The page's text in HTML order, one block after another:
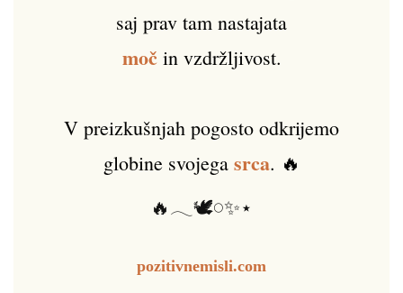
saj prav tam nastajata
močin vzdržljivost.
V preizkušnjah pogosto odkrijemo
globine svojega srca. 🔥
🔥𓂃🕊️𓏸✨⋆
pozitivnemisli.com